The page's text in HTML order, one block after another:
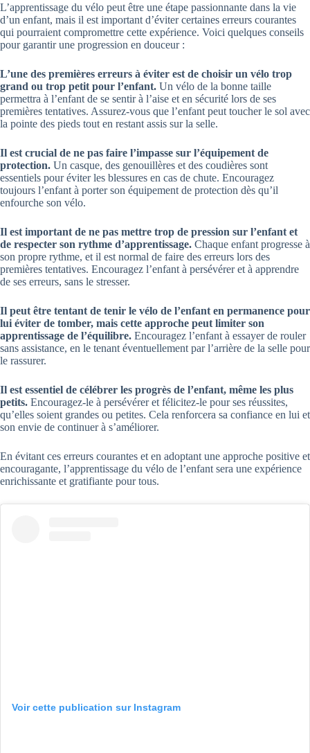
L’apprentissage du vélo peut être une étape passionnante dans la vie
d’un enfant, mais il est important d’éviter certaines erreurs courantes
qui pourraient compromettre cette expérience. Voici quelques conseils
pour garantir une progression en douceur :
L’une des premières erreurs à éviter est de choisir un vélo trop
grand ou trop petit pour l’enfant. Un vélo de la bonne taille
permettra à l’enfant de se sentir à l’aise et en sécurité lors de ses
premières tentatives. Assurez-vous que l’enfant peut toucher le sol avec
la pointe des pieds tout en restant assis sur la selle.
Il est crucial de ne pas faire l’impasse sur l’équipement de
protection. Un casque, des genouillères et des coudières sont
essentiels pour éviter les blessures en cas de chute. Encouragez
toujours l’enfant à porter son équipement de protection dès qu’il
enfourche son vélo.
Il est important de ne pas mettre trop de pression sur l’enfant et
de respecter son rythme d’apprentissage. Chaque enfant progresse à
son propre rythme, et il est normal de faire des erreurs lors des
premières tentatives. Encouragez l’enfant à persévérer et à apprendre
de ses erreurs, sans le stresser.
Il peut être tentant de tenir le vélo de l’enfant en permanence pour
lui éviter de tomber, mais cette approche peut limiter son
apprentissage de l’équilibre. Encouragez l’enfant à essayer de rouler
sans assistance, en le tenant éventuellement par l’arrière de la selle pour
le rassurer.
Il est essentiel de célébrer les progrès de l’enfant, même les plus
petits. Encouragez-le à persévérer et félicitez-le pour ses réussites,
qu’elles soient grandes ou petites. Cela renforcera sa confiance en lui et
son envie de continuer à s’améliorer.
En évitant ces erreurs courantes et en adoptant une approche positive et
encouragante, l’apprentissage du vélo de l’enfant sera une expérience
enrichissante et gratifiante pour tous.
Voir cette publication sur Instagram